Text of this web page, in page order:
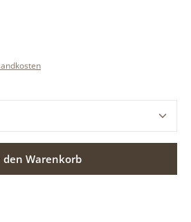
den gewünschten Wert ein
den Warenkorb